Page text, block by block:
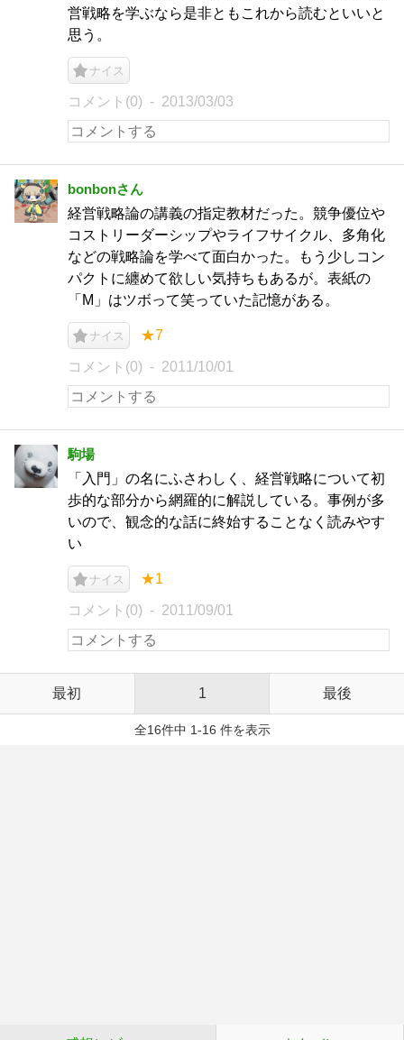
営戦略を学ぶなら是非ともこれから読むといいと
思う。
ナイス
コメント(0) 2013/03/03
bonbonさん
経営戦略論の講義の指定教材だった。競争優位や
コストリーダーシップやライフサイクル、多角化
などの戦略論を学べて面白かった。もう少しコン
パクトに纏めて欲しい気持ちもあるが。表紙の
「M」はツボって笑っていた記憶がある。
ナイス ★7
コメント(0) 2011/10/01
駒場
「入門」の名にふさわしく、経営戦略について初
歩的な部分から網羅的に解説している。事例が多
いので、観念的な話に終始することなく読みやす
い
ナイス ★1
コメント(0) 2011/09/01
最初 1 最後
全16件中 1-16 件を表示